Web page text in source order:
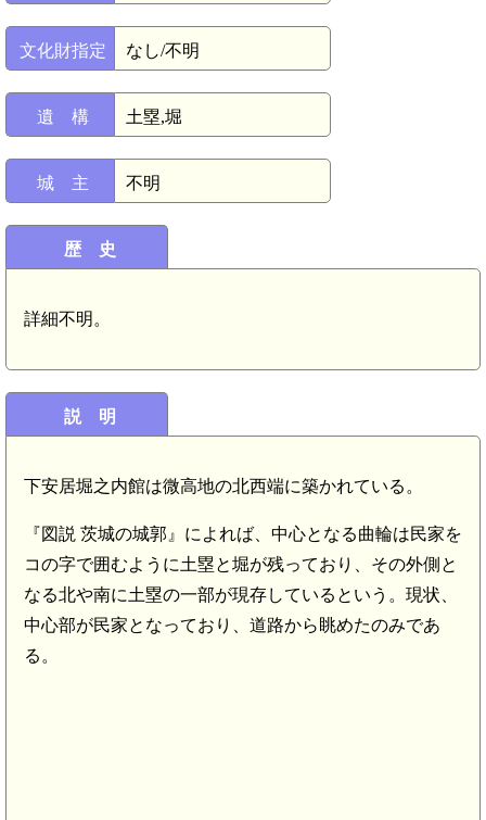
文化財指定 なし/不明
遺 構 土塁,堀
城 主 不明
歴 史
詳細不明。
説 明
下安居堀之内館は微高地の北西端に築かれている。
『図説 茨城の城郭』によれば、中心となる曲輪は民家を
コの字で囲むように土塁と堀が残っており、その外側と
なる北や南に土塁の一部が現存しているという。現状、
中心部が民家となっており、道路から眺めたのみであ
る。
内原駅(8.8km)